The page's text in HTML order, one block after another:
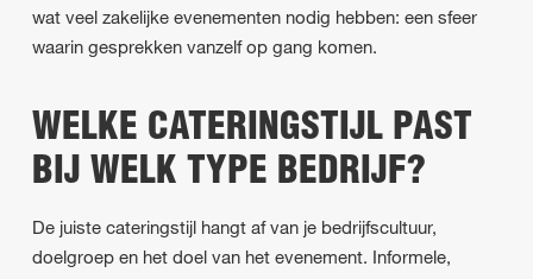
wat veel zakelijke evenementen nodig hebben: een sfeer
waarin gesprekken vanzelf op gang komen.
WELKE CATERINGSTIJL PAST
BIJ WELK TYPE BEDRIJF?
De juiste cateringstijl hangt af van je bedrijfscultuur,
doelgroep en het doel van het evenement. Informele,